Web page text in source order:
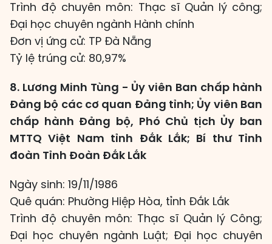
Trình độ chuyên môn: Thạc sĩ Quản lý công;
Đại học chuyên ngành Hành chính
Đơn vị ứng cử: TP Đà Nẵng
Tỷ lệ trúng cử: 80,97%
8. Lương Minh Tùng - Ủy viên Ban chấp hành
Đảng bộ các cơ quan Đảng tỉnh; Ủy viên Ban
chấp hành Đảng bộ, Phó Chủ tịch Ủy ban
MTTQ Việt Nam tỉnh Đắk Lắk; Bí thư Tỉnh
đoàn Tỉnh Đoàn Đắk Lắk
Ngày sinh: 19/11/1986
Quê quán: Phường Hiệp Hòa, tỉnh Đắk Lắk
Trình độ chuyên môn: Thạc sĩ Quản lý Công;
Đại học chuyên ngành Luật; Đại học chuyên